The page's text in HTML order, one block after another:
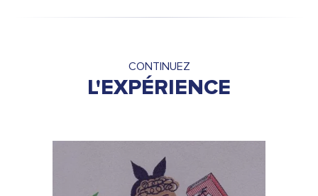
CONTINUEZ
L'EXPÉRIENCE